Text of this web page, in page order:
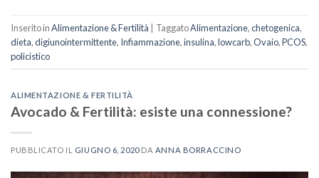
Inserito inAlimentazione & Fertilità | TaggatoAlimentazione,chetogenica,
dieta,digiunointermittente, Infiammazione,insulina,lowcarb,Ovaio,PCOS,
policistico
ALIMENTAZIONE & FERTILITÀ
Avocado & Fertilità: esiste una connessione?
PUBBLICATO IL GIUGNO 6, 2020DA ANNA BORRACCINO